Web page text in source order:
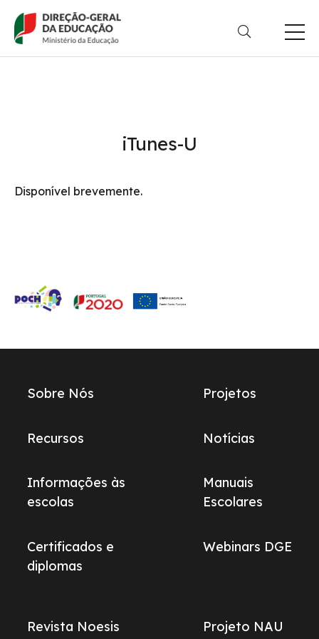
iTunes-U
Disponível brevemente.
Links
do
Sobre Nós Projetos
Recursos Notícias
Informações às
escolas
Manuais
Escolares
Certificados e
diplomas
Webinars DGE
Revista Noesis Projeto NAU